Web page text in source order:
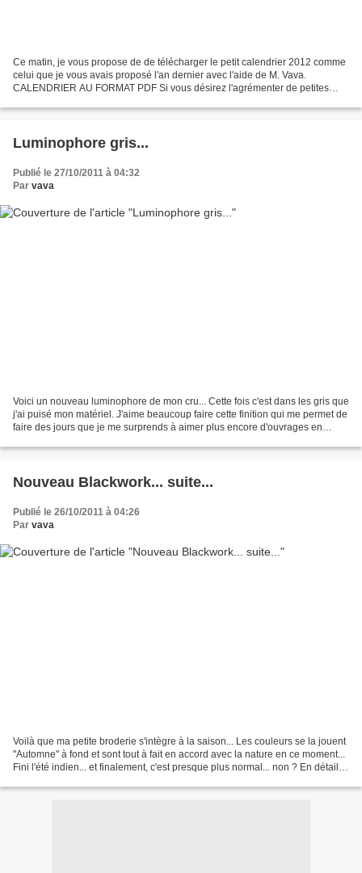
Ce matin, je vous propose de de télécharger le petit calendrier 2012 comme
celui que je vous avais proposé l'an dernier avec l'aide de M. Vava.
CALENDRIER AU FORMAT PDF Si vous désirez l'agrémenter de petites
Luminophore gris...
Publié le 27/10/2011 à 04:32
Par vava
Voici un nouveau luminophore de mon cru... Cette fois c'est dans les gris que
j'ai puisé mon matériel. J'aime beaucoup faire cette finition qui me permet de
faire des jours que je me surprends à aimer plus encore d'ouvrages en
Nouveau Blackwork... suite...
Publié le 26/10/2011 à 04:26
Par vava
Voilà que ma petite broderie s'intègre à la saison... Les couleurs se la jouent
"Automne" à fond et sont tout à fait en accord avec la nature en ce moment...
Fini l'été indien... et finalement, c'est presque plus normal... non ? En détail